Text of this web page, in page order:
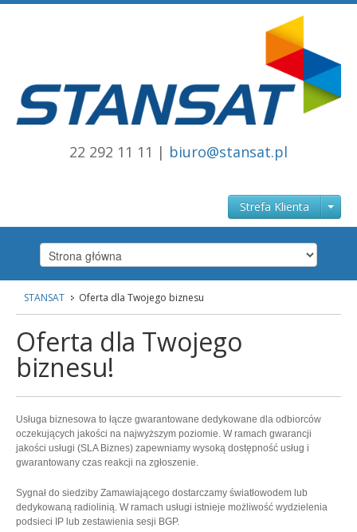
22 292 11 11 | biuro@stansat.pl
Strefa Klienta
Strona główna
stansat.pl
Internet
Cennik
Dla biznesu
Opis usługi
Telewizja
cyfrowa, HD
STANSAT Oferta dla Twojego biznesu
Oferta dla Twojego
biznesu!
Usługa biznesowa to łącze gwarantowane dedykowane dla odbiorców
oczekujących jakości na najwyższym poziomie. W ramach gwarancji
jakości usługi (SLA Biznes) zapewniamy wysoką dostępność usług i
gwarantowany czas reakcji na zgłoszenie.
Sygnał do siedziby Zamawiającego dostarczamy światłowodem lub
dedykowaną radiolinią. W ramach usługi istnieje możliwość wydzielenia
podsieci IP lub zestawienia sesji BGP.